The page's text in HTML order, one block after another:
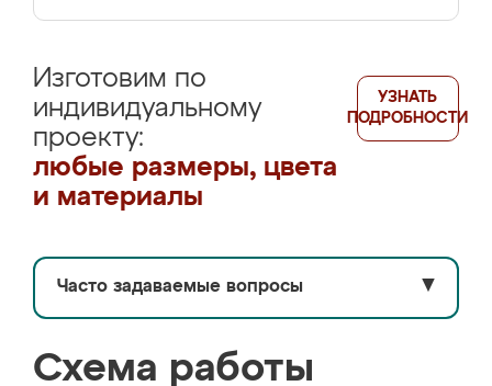
Изготовим по
индивидуальному
проекту:
любые размеры, цвета
и материалы
УЗНАТЬ
ПОДРОБНОСТИ
Часто задаваемые вопросы ▼
Схема работы